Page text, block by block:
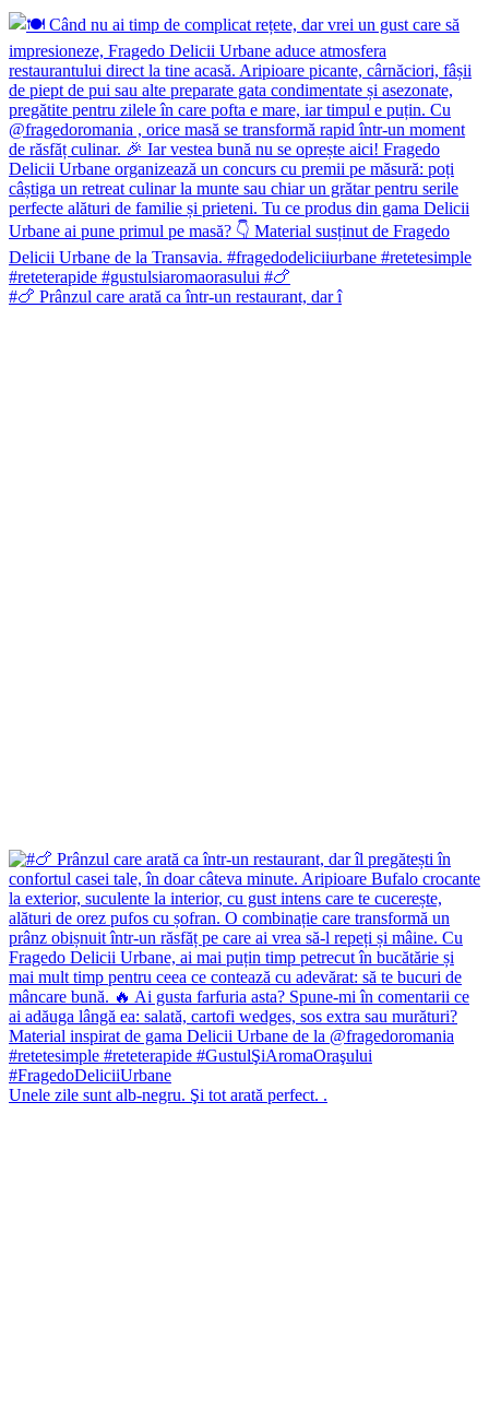
#🍗 Prânzul care arată ca într-un restaurant, dar î
Unele zile sunt alb-negru. Şi tot arată perfect. .